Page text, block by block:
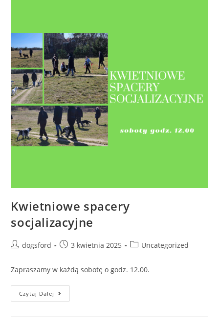
Kwietniowe spacery
socjalizacyjne
Postdogsford
Post3 kwietnia 2025
PostUncategorized
Zapraszamy w każdą sobotę o godz. 12.00.
Czytaj Dalej Kwietniowe
Spacery